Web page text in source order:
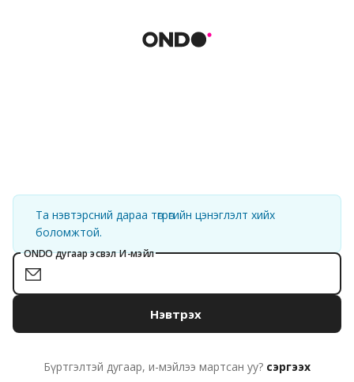
Та нэвтэрсний дараа төгрөгийн цэнэглэлт хийх
боломжтой.
ONDO дугаар эсвэл И-мэйл
Нэвтрэх
Бүртгэлтэй дугаар, и-мэйлээ мартсан уу? сэргээх